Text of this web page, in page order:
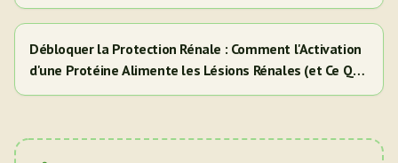
Débloquer la Protection Rénale : Comment l'Activation
d'une Protéine Alimente les Lésions Rénales (et Ce Que
Cela Signifie Pour Vous)